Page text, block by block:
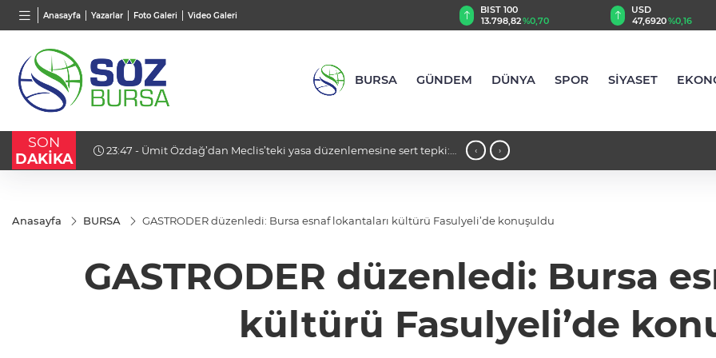
Anasayfa Yazarlar Foto Galeri Video Galeri
BGN
27,9743%-0,22
VND
0,0018%0,24
BIST 100
13.798,82%0,70
USD
47,6920%0,16
BURSA GÜNDEM DÜNYA SPOR SİYASET
SON
DAKİKA
23:47 - Ümit Özdağ’dan Meclis’teki yasa düzenlemesine sert tepki: 23:34 - Şahin Biba’dan TEKNOSAB
‹ ›
Anasayfa BURSA GASTRODER düzenledi: Bursa esnaf lokantaları kültürü Fasulyeli’de konuşuldu
GASTRODER düzenledi: Bursa
kültürü Fasulyeli’de